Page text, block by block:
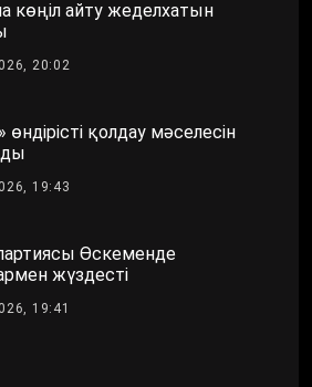
көңіл айту жеделхатын
20:02
қолдау мәселесін
19:43
Өскеменде
жүздесті
19:41